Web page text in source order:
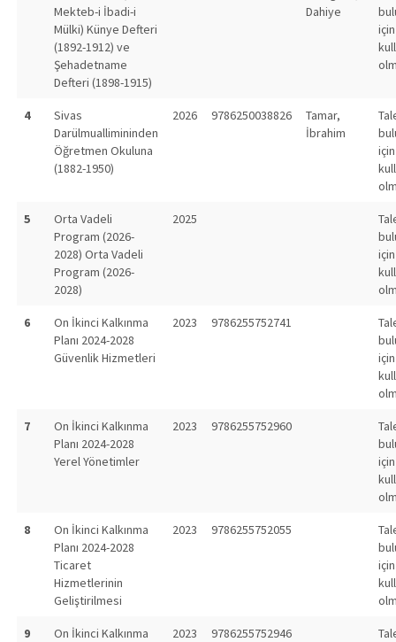
Mekteb-i İbadi-i
Mülki) Künye Defteri
(1892-1912) ve
Şehadetname
Defteri (1898-1915)
Dahiye
4
Sivas
Darülmuallimininden
Öğretmen Okuluna
(1882-1950)
2026 9786250038826
Tamar,
İbrahim
5
Orta Vadeli
Program (2026-
2028) Orta Vadeli
Program (2026-
2028)
2025
6
On İkinci Kalkınma
Planı 2024-2028
Güvenlik Hizmetleri
2023 9786255752741
7
On İkinci Kalkınma
Planı 2024-2028
Yerel Yönetimler
2023 9786255752960
8
On İkinci Kalkınma
Planı 2024-2028
Ticaret
Hizmetlerinin
Geliştirilmesi
2023 9786255752055
9
On İkinci Kalkınma
2023 9786255752946